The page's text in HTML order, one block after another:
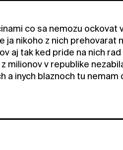
co sa nemozu ockovat
ja nikoho z nich prehovarat
aj tak ked pride na nich
milionov v republike
a inych blaznoch tu